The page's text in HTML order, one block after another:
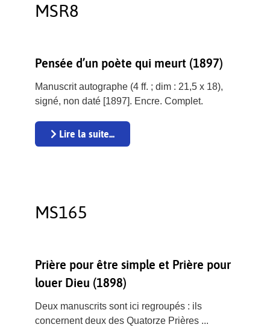
MSR8
Pensée d’un poète qui meurt (1897)
Manuscrit autographe (4 ff. ; dim : 21,5 x 18),
signé, non daté [1897]. Encre. Complet.
Lire la suite...
MS165
Prière pour être simple et Prière pour
louer Dieu (1898)
Deux manuscrits sont ici regroupés : ils
concernent deux des Quatorze Prières ...